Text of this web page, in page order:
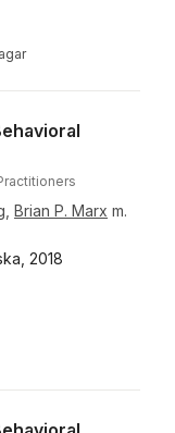
Brian P. Marx m.
2018